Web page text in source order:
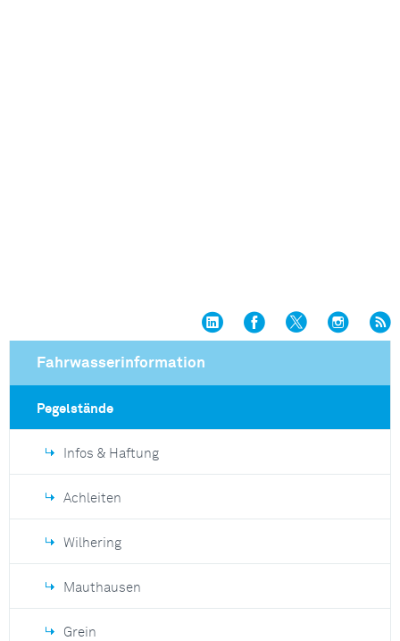
Fahrwasserinformation
Pegelstände
Infos & Haftung
Achleiten
Wilhering
Mauthausen
Grein